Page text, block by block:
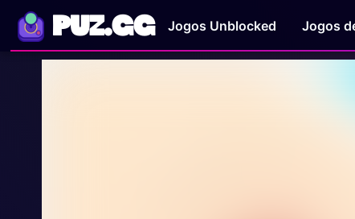
PUZ.GG Jogos Unblocked Jogos